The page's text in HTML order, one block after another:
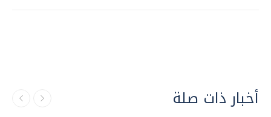
أخبار ذات صلة